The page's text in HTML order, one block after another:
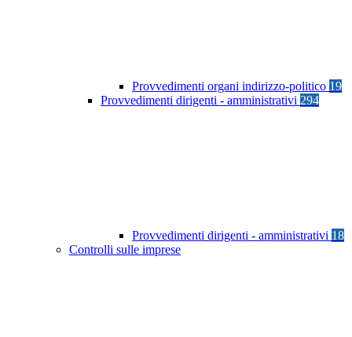
Provvedimenti organi indirizzo-politico 19
Provvedimenti dirigenti - amministrativi 294
Provvedimenti dirigenti - amministrativi 18
Controlli sulle imprese